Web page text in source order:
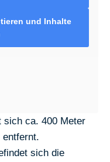
und Inhalte
sich ca. 400 Meter
entfernt.
sich die